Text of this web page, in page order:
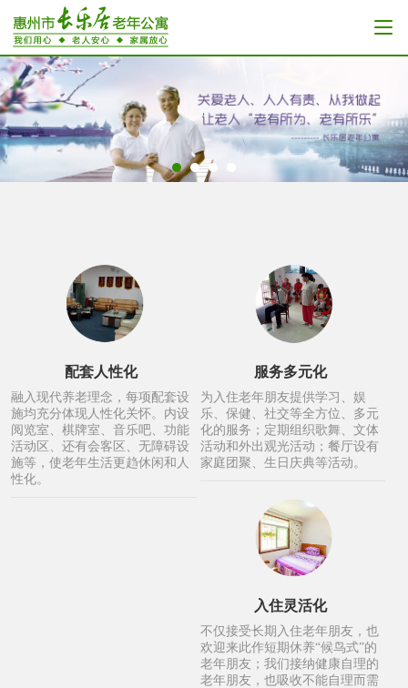
配套人性化
融入现代养老理念，每项配套设
施均充分体现人性化关怀。内设
阅览室、棋牌室、音乐吧、功能
活动区、还有会客区、无障碍设
施等，使老年生活更趋休闲和人
性化。
服务多元化
为入住老年朋友提供学习、娱
乐、保健、社交等全方位、多元
化的服务；定期组织歌舞、文体
活动和外出观光活动；餐厅设有
家庭团聚、生日庆典等活动。
入住灵活化
不仅接受长期入住老年朋友，也
欢迎来此作短期休养“候鸟式”的
老年朋友；我们接纳健康自理的
老年朋友，也吸收不能自理而需